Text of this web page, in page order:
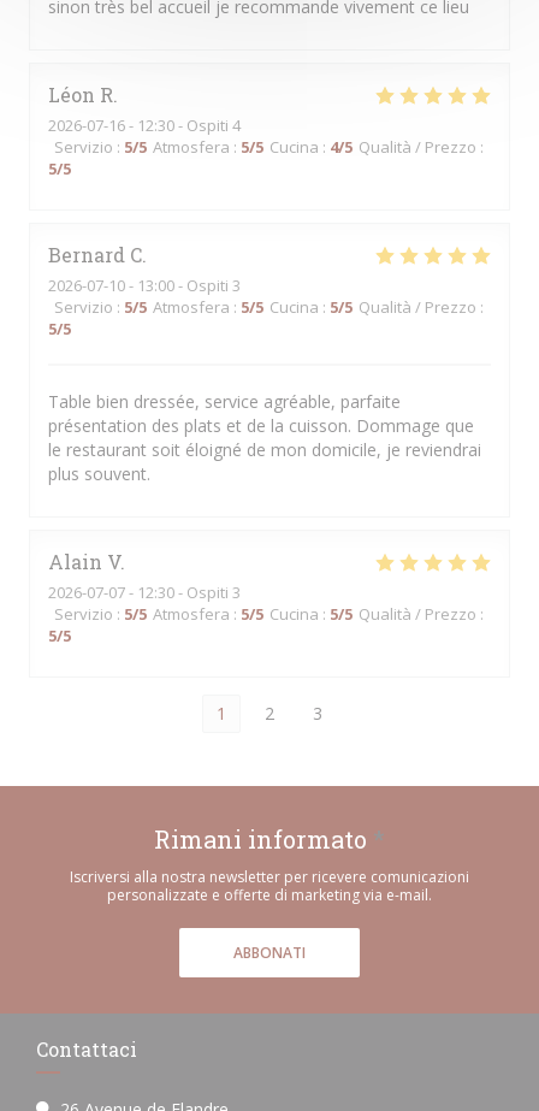
sinon très bel accueil je recommande vivement ce lieu
Léon R
2026-07-16- 12:30 - Ospiti 4
Servizio : 5/5 Atmosfera : 5/5 Cucina : 4/5 Qualità / Prezzo :
5/5
Bernard C
2026-07-10- 13:00 - Ospiti 3
Servizio : 5/5 Atmosfera : 5/5 Cucina : 5/5 Qualità / Prezzo :
5/5
Table bien dressée, service agréable, parfaite
présentation des plats et de la cuisson. Dommage que
le restaurant soit éloigné de mon domicile, je reviendrai
plus souvent.
Alain V
2026-07-07- 12:30 - Ospiti 3
Servizio : 5/5 Atmosfera : 5/5 Cucina : 5/5 Qualità / Prezzo :
5/5
1 2 3
Rimani informato *
Iscriversi alla nostra newsletter per ricevere comunicazioni
personalizzate e offerte di marketing via e-mail.
ABBONATI
Contattaci